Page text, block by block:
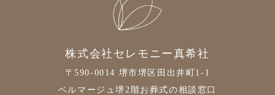
株式会社セレモニー真希社
〒590-0014 堺市堺区田出井町1-1
ベルマージュ堺2階お葬式の相談窓口